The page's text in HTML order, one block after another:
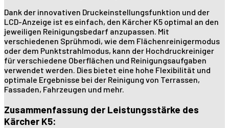
Dank der innovativen Druckeinstellungsfunktion und der
LCD-Anzeige ist es einfach, den Kärcher K5 optimal an den
jeweiligen Reinigungsbedarf anzupassen. Mit
verschiedenen Sprühmodi, wie dem Flächenreinigermodus
oder dem Punktstrahlmodus, kann der Hochdruckreiniger
für verschiedene Oberflächen und Reinigungsaufgaben
verwendet werden. Dies bietet eine hohe Flexibilität und
optimale Ergebnisse bei der Reinigung von Terrassen,
Fassaden, Fahrzeugen und mehr.
Zusammenfassung der Leistungsstärke des
Kärcher K5: